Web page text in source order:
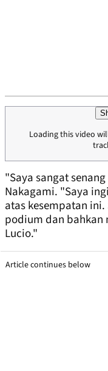
Loading this video
"Saya sangat
Nakagami. "Saya
atas kesempatan
podium dan bahkan
Lucio."
Article continues below